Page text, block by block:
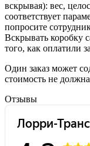
вскрывая): вес,
соответствует
попросите
Вскрывать коробку
того, как оплатили
Один заказ может
стоимость не
Отзывы